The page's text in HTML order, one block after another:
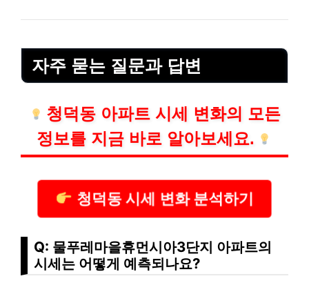
자주 묻는 질문과 답변
청덕동 아파트 시세 변화의 모든
정보를 지금 바로 알아보세요.
청덕동 시세 변화 분석하기
Q: 물푸레마을휴먼시아3단지 아파트의
시세는 어떻게 예측되나요?